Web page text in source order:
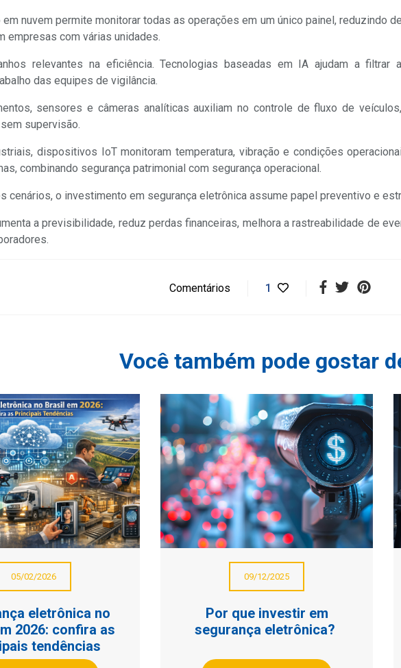
em nuvem permite monitorar todas as operações em um único painel, reduzindo
empresas com várias unidades.
relevantes na eficiência. Tecnologias baseadas em IA ajudam a filtrar
das equipes de vigilância.
sensores e câmeras analíticas auxiliam no controle de fluxo de
supervisão.
dispositivos IoT monitoram temperatura, vibração e condições
combinando segurança patrimonial com segurança operacional.
cenários, o investimento em segurança eletrônica assume papel preventivo e
a previsibilidade, reduz perdas financeiras, melhora a rastreabilidade de
Comentários 1
Você também pode gostar
05/02/2026
eletrônica no
2026: confira as
tendências
09/12/2025
Por que investir em
segurança eletrônica?